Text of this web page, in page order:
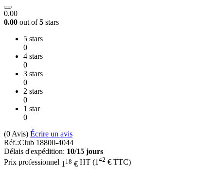
0.00
0.00 out of5 stars
5 stars
0
4 stars
0
3 stars
0
2 stars
0
1 star
0
(0 Avis) Écrire un avis
Réf.:Club 18800-4044
Délais d'expédition: 10/15 jours
Prix professionnel 1 18 € HT (1 42 € TTC)